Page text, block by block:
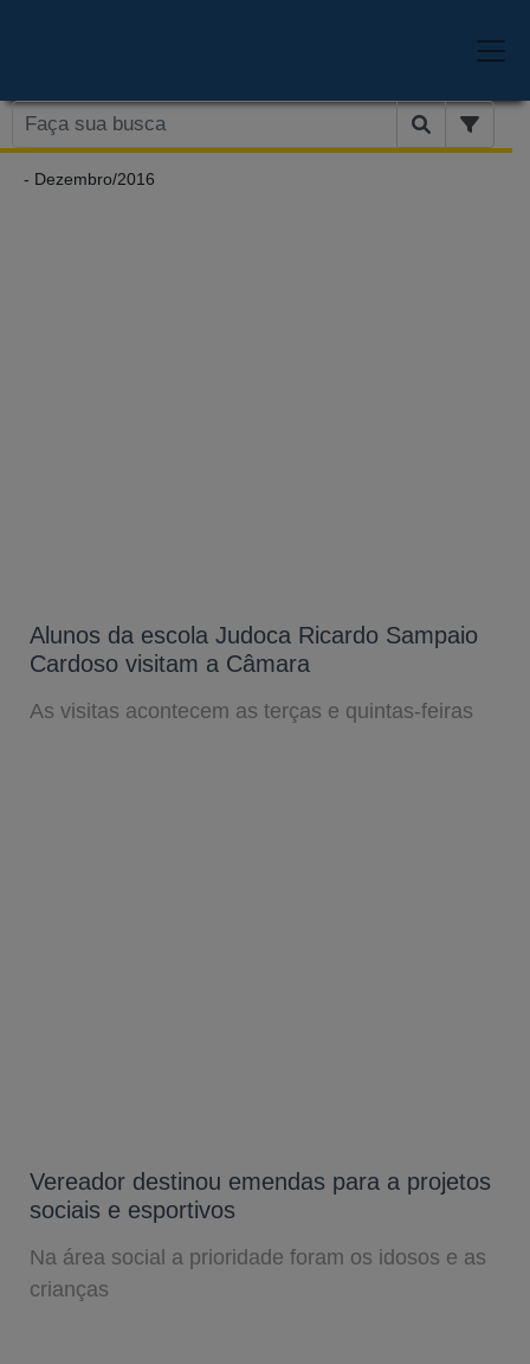
- Dezembro/2016
Alunos da escola Judoca Ricardo Sampaio
Cardoso visitam a Câmara
As visitas acontecem as terças e quintas-feiras
Vereador destinou emendas para a projetos
sociais e esportivos
Na área social a prioridade foram os idosos e as
crianças